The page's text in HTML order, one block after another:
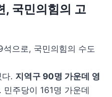
, 국민의힘의 고
으로, 국민의힘의 수도
. 지역구 90명 가운데 영
민주당이 161명 가운데